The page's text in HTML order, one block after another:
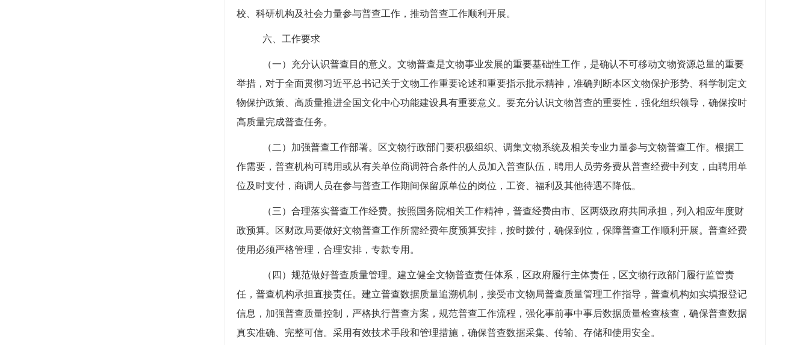
校、科研机构及社会力量参与普查工作，推动普查工作顺利开展。
六、工作要求
（一）充分认识普查目的意义。 文物普查是文物事业发展的重要基础性工作，是确认不可移动文物资源总量的重要
举措，对于全面贯彻习近平总书记关于文物工作重要论述和重要指示批示精神，准确判断本区文物保护形势、科学制定文
物保护政策、高质量推进全国文化中心功能建设具有重要意义。要充分认识文物普查的重要性，强化组织领导，确保按时
高质量完成普查任务。
（二） 加强普查工作部署。 区文物行政部门要积极组织、调集文物系统及相关专业力量参与文物普查工作。根据工
作需要，普查机构可聘用或从有关单位商调符合条件的人员加入普查队伍，聘用人员劳务费从普查经费中列支，由聘用单
位及时支付，商调人员在参与普查工作期间保留原单位的岗位，工资、福利及其他待遇不降低。
（三）合理落实普查工作经费。 按照国务院相关工作精神，普查经费由市、区两级政府共同承担，列入相应年度财
政预算。区财政局要做好文物普查工作所需经费年度预算安排，按时拨付，确保到位，保障普查工作顺利开展。普查经费
使用必须严格管理，合理安排，专款专用。
（四）规范做好普查质量管理。 建立健全文物普查责任体系，区政府履行主体责任， 区文物行政部门履行监管责
任，普查机构承担直接责任。建立普查数据质量追溯机制， 接受市文物局普查质量管理工作指导，普查机构如实填报登记
信息，加强普查质量控制，严格执行普查方案，规范普查工作流程，强化事前事中事后数据质量检查核查，确保普查数据
真实准确、完整可信。采用有效技术手段和管理措施，确保普查数据采集、传输、存储和使用安全。